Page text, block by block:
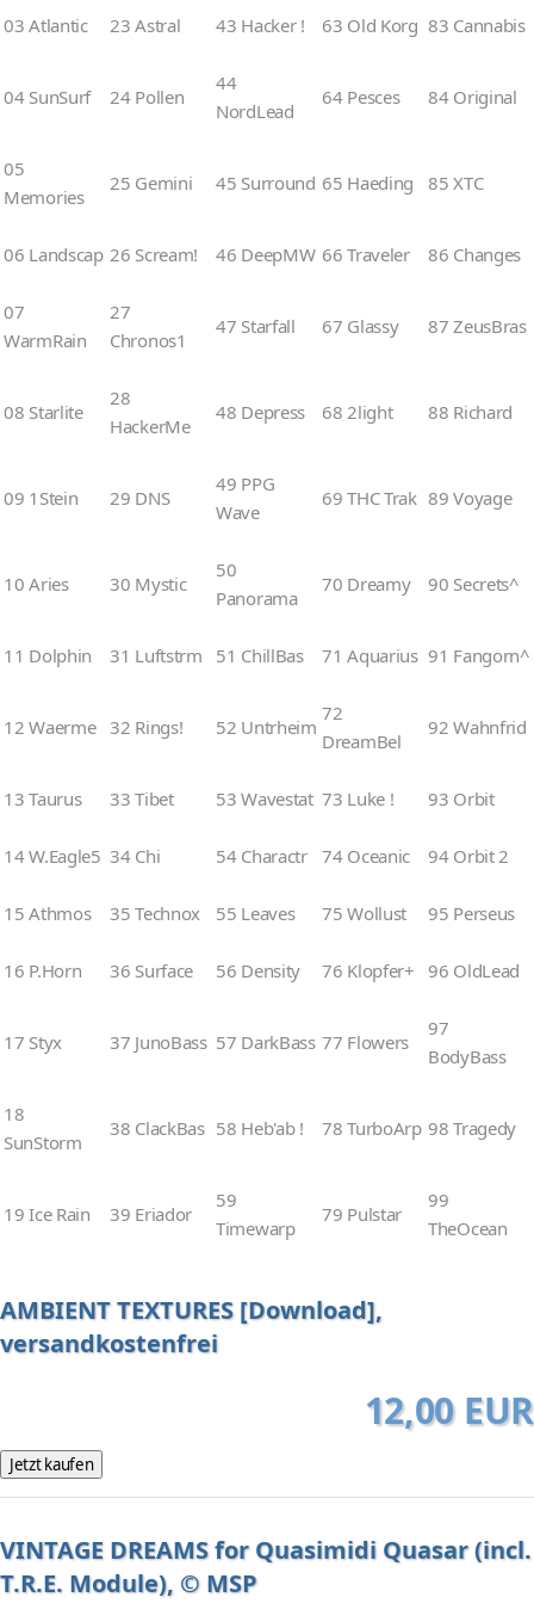
03 Atlantic 23 Astral 43 Hacker ! 63 Old Korg 83 Cannabis
04 SunSurf 24 Pollen
44
NordLead
64 Pesces 84 Original
05
Memories
25 Gemini 45 Surround 65 Haeding 85 XTC
06 Landscap 26 Scream! 46 DeepMW 66 Traveler 86 Changes
07
WarmRain
27
Chronos1
47 Starfall 67 Glassy 87 ZeusBras
08 Starlite
28
HackerMe
48 Depress 68 2light 88 Richard
09 1Stein 29 DNS
49 PPG
Wave
69 THC Trak 89 Voyage
10 Aries 30 Mystic
50
Panorama
70 Dreamy 90 Secrets^
11 Dolphin 31 Luftstrm 51 ChillBas 71 Aquarius 91 Fangorn^
12 Waerme 32 Rings! 52 Untrheim
72
DreamBel
92 Wahnfrid
13 Taurus 33 Tibet 53 Wavestat 73 Luke ! 93 Orbit
14 W.Eagle5 34 Chi 54 Charactr 74 Oceanic 94 Orbit 2
15 Athmos 35 Technox 55 Leaves 75 Wollust 95 Perseus
16 P.Horn 36 Surface 56 Density 76 Klopfer+ 96 OldLead
17 Styx 37 JunoBass 57 DarkBass 77 Flowers
97
BodyBass
18
SunStorm
38 ClackBas 58 Heb'ab ! 78 TurboArp 98 Tragedy
19 Ice Rain 39 Eriador
59
Timewarp
79 Pulstar
99
TheOcean
AMBIENT TEXTURES [Download],
versandkostenfrei
12,00 EUR
VINTAGE DREAMS for Quasimidi Quasar (incl.
T.R.E. Module), © MSP